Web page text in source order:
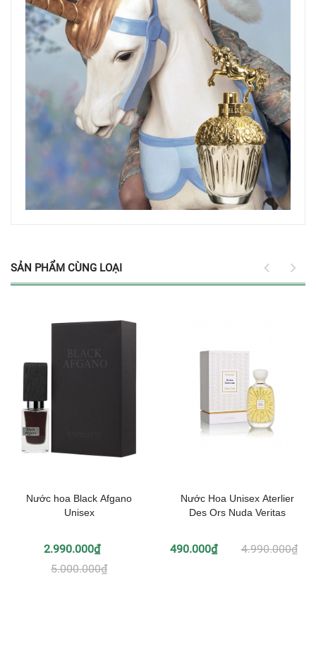
SẢN PHẨM CÙNG LOẠI
Nước hoa Black Afgano
Unisex
2.990.000₫
5.000.000₫
Nước Hoa Unisex Aterlier
Des Ors Nuda Veritas
490.000₫ 4.990.000₫